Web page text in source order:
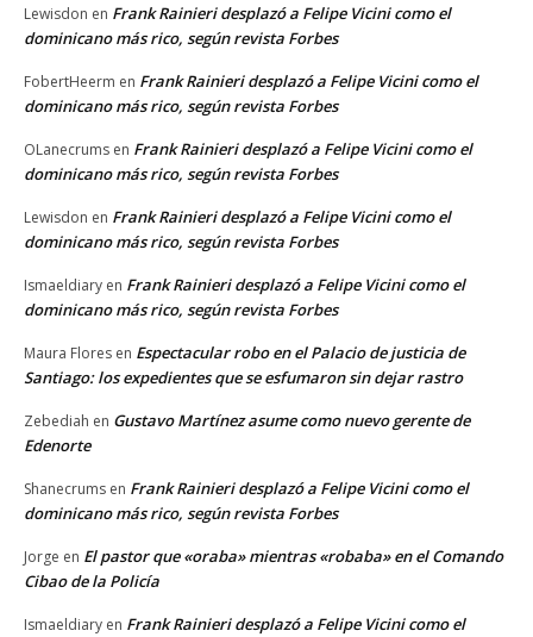
Lewisdon en Frank Rainieri desplazó a Felipe Vicini como el
dominicano más rico, según revista Forbes
FobertHeerm en Frank Rainieri desplazó a Felipe Vicini como el
dominicano más rico, según revista Forbes
OLanecrums en Frank Rainieri desplazó a Felipe Vicini como el
dominicano más rico, según revista Forbes
Lewisdon en Frank Rainieri desplazó a Felipe Vicini como el
dominicano más rico, según revista Forbes
Ismaeldiary en Frank Rainieri desplazó a Felipe Vicini como el
dominicano más rico, según revista Forbes
Maura Flores en Espectacular robo en el Palacio de justicia de
Santiago: los expedientes que se esfumaron sin dejar rastro
Zebediah en Gustavo Martínez asume como nuevo gerente de
Edenorte
Shanecrums en Frank Rainieri desplazó a Felipe Vicini como el
dominicano más rico, según revista Forbes
Jorge en El pastor que «oraba» mientras «robaba» en el Comando
Cibao de la Policía
Ismaeldiary en Frank Rainieri desplazó a Felipe Vicini como el